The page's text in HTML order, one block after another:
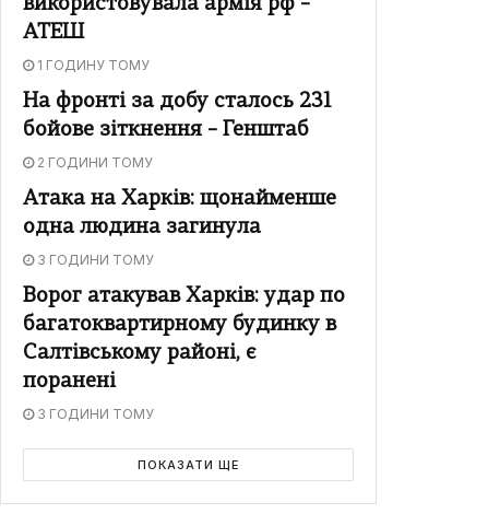
використовувала армія рф –
АТЕШ
1 ГОДИНУ ТОМУ
На фронті за добу сталось 231
бойове зіткнення – Генштаб
2 ГОДИНИ ТОМУ
Атака на Харків: щонайменше
одна людина загинула
3 ГОДИНИ ТОМУ
Ворог атакував Харків: удар по
багатоквартирному будинку в
Салтівському районі, є
поранені
3 ГОДИНИ ТОМУ
ПОКАЗАТИ ЩЕ